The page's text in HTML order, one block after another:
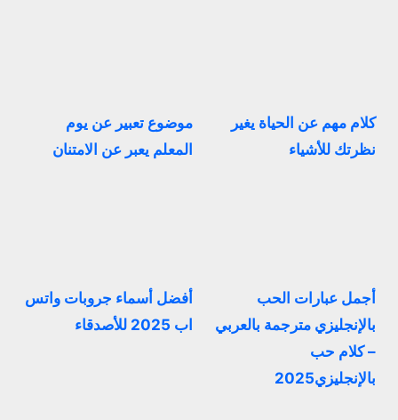
كلام مهم عن الحياة يغير
نظرتك للأشياء
موضوع تعبير عن يوم
المعلم يعبر عن الامتنان
أجمل عبارات الحب
بالإنجليزي مترجمة بالعربي
– كلام حب
بالإنجليزي2025
أفضل أسماء جروبات واتس
اب 2025 للأصدقاء